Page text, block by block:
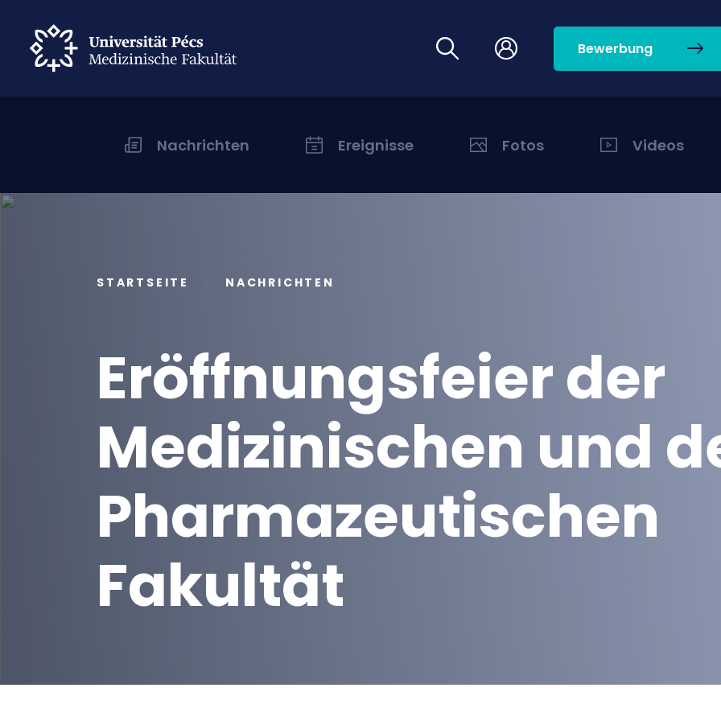
Bewerbung
Nachrichten Ereignisse Fotos Videos
STARTSEITE NACHRICHTEN
Eröffnungsfeier der
Medizinischen und
Pharmazeutischen
Fakultät